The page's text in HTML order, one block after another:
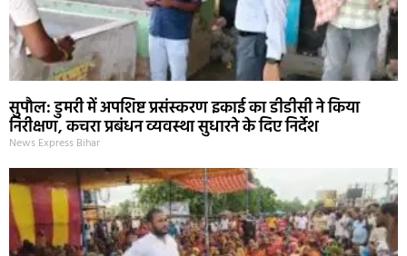
सुपौल: डुमरी में अपशिष्ट प्रसंस्करण इकाई का डीडीसी ने किया
निरीक्षण, कचरा प्रबंधन व्यवस्था सुधारने के दिए निर्देश
News Express Bihar